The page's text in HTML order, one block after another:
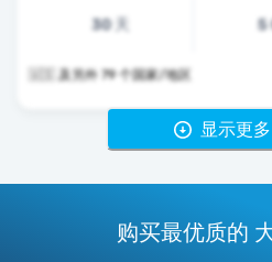
30 天 5
🇺🇸 及另外 79 个国家/地区
显示更
购买最优质的